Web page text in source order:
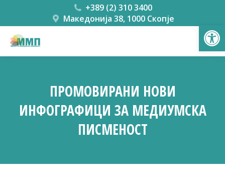
+389 (2) 310 3400
Македонија 38, 1000 Скопје
ПРОМОВИРАНИ НОВИ
ИНФОГРАФИЦИ ЗА МЕДИУМСКА
ПИСМЕНОСТ